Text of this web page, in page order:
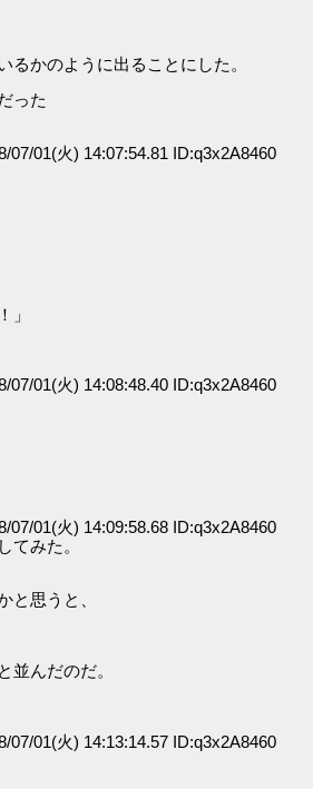
かのように出ることにした。
った
07/01(火) 14:07:54.81 ID:q3x2A8460
」
07/01(火) 14:08:48.40 ID:q3x2A8460
07/01(火) 14:09:58.68 ID:q3x2A8460
てみた。
と思うと、
並んだのだ。
07/01(火) 14:13:14.57 ID:q3x2A8460